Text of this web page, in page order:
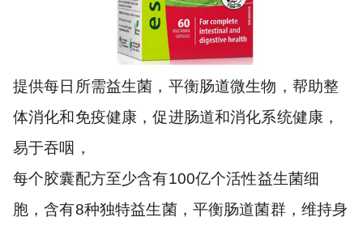
提供每日所需益生菌，平衡肠道微生物，帮助整
体消化和免疫健康，促进肠道和消化系统健康，
易于吞咽，
每个胶囊配方至少含有100亿个活性益生菌细
胞，含有8种独特益生菌，平衡肠道菌群，维持身